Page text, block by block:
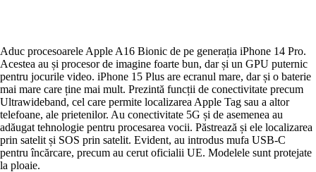
Aduc procesoarele Apple A16 Bionic de pe generația iPhone 14 Pro.
Acestea au și procesor de imagine foarte bun, dar și un GPU puternic
pentru jocurile video. iPhone 15 Plus are ecranul mare, dar și o baterie
mai mare care ține mai mult. Prezintă funcții de conectivitate precum
Ultrawideband, cel care permite localizarea Apple Tag sau a altor
telefoane, ale prietenilor. Au conectivitate 5G și de asemenea au
adăugat tehnologie pentru procesarea vocii. Păstrează și ele localizarea
prin satelit și SOS prin satelit. Evident, au introdus mufa USB-C
pentru încărcare, precum au cerut oficialii UE. Modelele sunt protejate
la ploaie.